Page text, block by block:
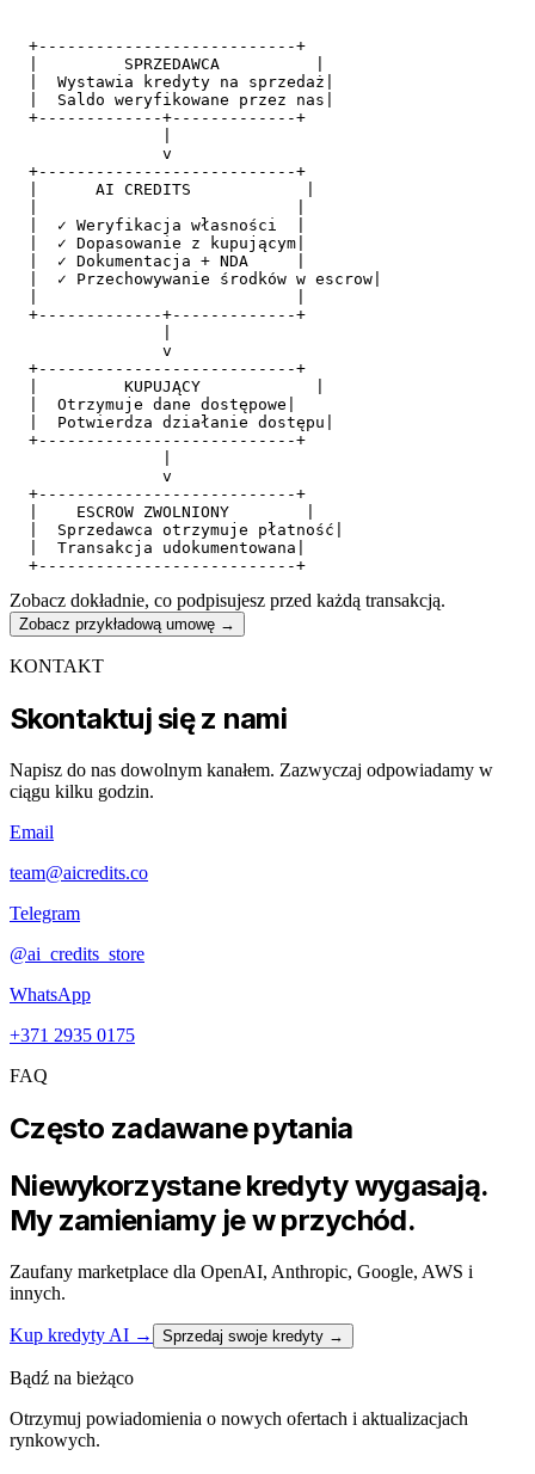
  +---------------------------+
  |         SPRZEDAWCA          |
  |  Wystawia kredyty na sprzedaż|
  |  Saldo weryfikowane przez nas|
  +-------------+-------------+
                v
  +---------------------------+
  |      AI CREDITS            |
  |  ✓ Weryfikacja własności  |
  |  ✓ Dopasowanie z kupującym|
  |  ✓ Dokumentacja + NDA     |
  |  ✓ Przechowywanie środków w escrow|
  +-------------+-------------+
                v
  +---------------------------+
  |         KUPUJĄCY            |
  |  Otrzymuje dane dostępowe|
  |  Potwierdza działanie dostępu|
  +---------------------------+
                v
  +---------------------------+
  |    ESCROW ZWOLNIONY        |
  |  Sprzedawca otrzymuje płatność|
  |  Transakcja udokumentowana|
Zobacz dokładnie, co podpisujesz przed każdą transakcją.
Zobacz przykładową umowę →
KONTAKT
Skontaktuj się z nami
Napisz do nas dowolnym kanałem. Zazwyczaj odpowiadamy w
ciągu kilku godzin.
Email
team@aicredits.co
Telegram
@ai_credits_store
WhatsApp
+371 2935 0175
FAQ
Często zadawane pytania
Niewykorzystane kredyty wygasają.
My zamieniamy je w przychód.
Zaufany marketplace dla OpenAI, Anthropic, Google, AWS i
innych.
Kup kredyty AI → Sprzedaj swoje kredyty →
Bądź na bieżąco
Otrzymuj powiadomienia o nowych ofertach i aktualizacjach
rynkowych.